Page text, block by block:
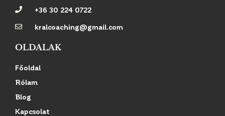
+36 30 224 0722
kralcoaching@gmail.com
OLDALAK
Főoldal
Rólam
Blog
Kapcsolat